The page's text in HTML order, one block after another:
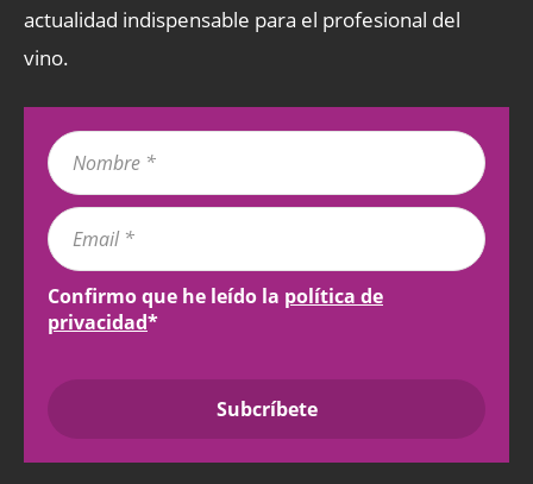
actualidad indispensable para el profesional del
vino.
Confirmo que he leído la política de
privacidad*